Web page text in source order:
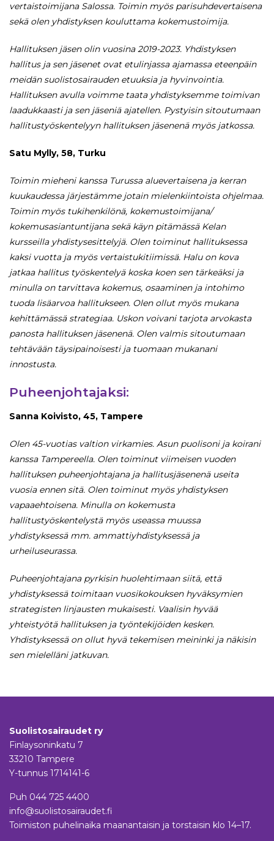
vertaistoimijana Salossa. Toimin myös parisuhdevertaisena
sekä olen yhdistyksen kouluttama kokemustoimija.
Hallituksen jäsen olin vuosina 2019-2023. Yhdistyksen
hallitus ja sen jäsenet ovat etulinjassa ajamassa eteenpäin
meidän suolistosairauden etuuksia ja hyvinvointia.
Hallituksen avulla voimme taata yhdistyksemme toimivan
laadukkaasti ja sen jäseniä ajatellen. Pystyisin sitoutumaan
hallitustyöskentelyyn hallituksen jäsenenä myös jatkossa.
Satu Mylly, 58, Turku
Toimin mieheni kanssa Turussa aluevertaisena ja kerran
kuukaudessa järjestämme jotain mielenkiintoista ohjelmaa.
Toimin myös tukihenkilönä, kokemustoimijana/
kokemusasiantuntijana sekä käyn pitämässä Kelan
kursseilla yhdistysesittelyjä. Olen toiminut hallituksessa
kaksi vuotta ja myös vertaistukitiimissä. Halu on kova
jatkaa hallitus työskentelyä koska koen sen tärkeäksi ja
minulla on tarvittava kokemus, osaaminen ja intohimo
tuoda lisäarvoa hallitukseen. Olen ollut myös mukana
kehittämässä strategiaa. Uskon voivani tarjota arvokasta
panosta hallituksen jäsenenä. Olen valmis sitoutumaan
tehtävään täysipainoisesti ja tuomaan mukanani
innostusta.
Puheenjohtajaksi:
Sanna Koivisto, 45, Tampere
Olen 45-vuotias valtion virkamies. Asun puolisoni ja koirani
kanssa Tampereella. Olen toiminut viimeisen vuoden
hallituksen puheenjohtajana ja hallitusjäsenenä useita
vuosia ennen sitä.​ Olen toiminut myös yhdistyksen
vapaaehtoisena. Minulla on kokemusta
hallitustyöskentelystä myös useassa muussa
yhdistyksessä mm. ammattiyhdistyksessä ja
urheiluseurassa.​
Puheenjohtajana pyrkisin huolehtimaan siitä, että
yhdistyksessä toimitaan vuosikokouksen hyväksymien
strategisten linjausten mukaisesti. Vaalisin hyvää
yhteistyötä hallituksen ja työntekijöiden kesken.
Yhdistyksessä on ollut hyvä tekemisen meininki ja näkisin
sen mielelläni jatkuvan.
Suolistosairaudet ry
Finlaysoninkatu 7
33210 Tampere
Y-tunnus 1714141-6
Puh 044 725 4400
info@suolistosairaudet.fi
Toimiston puhelinaika maanantaisin ja torstaisin klo 14–17.